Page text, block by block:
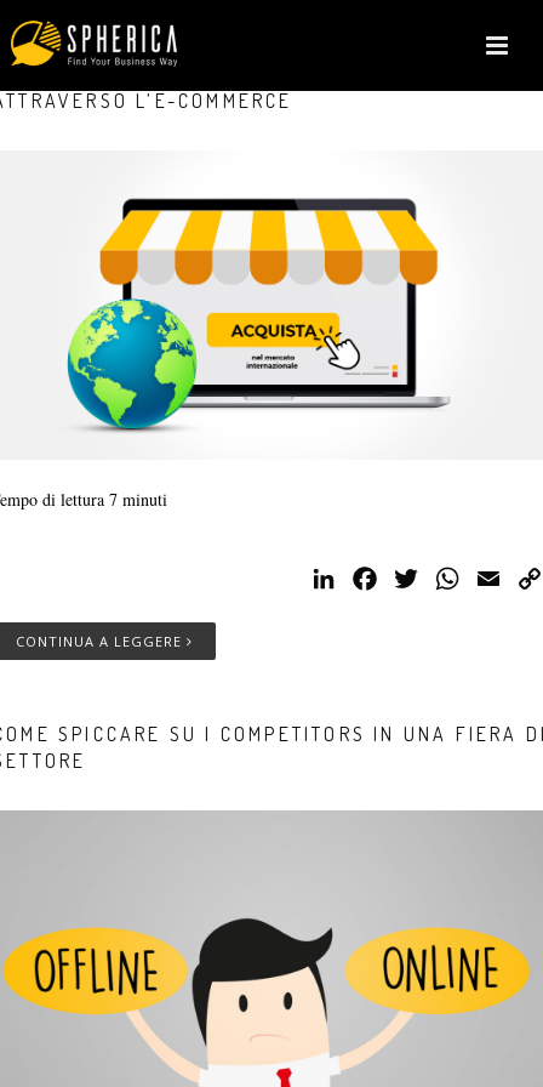
VINCERE IL MERCATO INTERNAZIONALE
L’E-COMMERCE
di lettura 7 minuti
LinkedInFacebookTwitter
CONTINUA A LEGGERE
SPICCARE SU I COMPETITORS IN UNA FIERA